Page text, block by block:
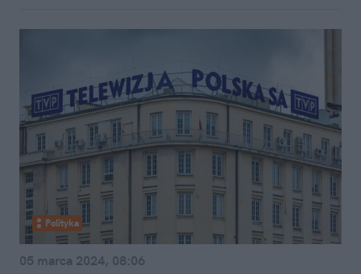
Polityka
05 marca 2024, 08:06